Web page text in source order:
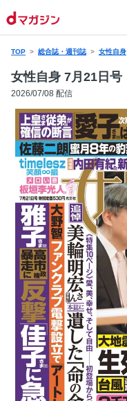
TOP 総合誌・週刊誌 女性自身
女性自身 7月21日号
2026/07/08 配信